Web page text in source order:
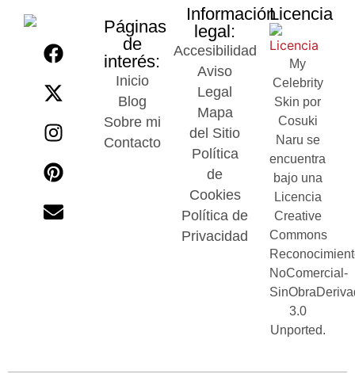
Páginas
de
interés:
Inicio
Blog
Sobre mi
Contacto
Información
legal:
Accesibilidad
Aviso
Legal
Mapa
del Sitio
Política
de
Cookies
Política de
Privacidad
Licencia
My
Celebrity
Skin por
Cosuki
Naru se
encuentra
bajo una
Licencia
Creative
Commons
NoComercial-
3.0
Unported.